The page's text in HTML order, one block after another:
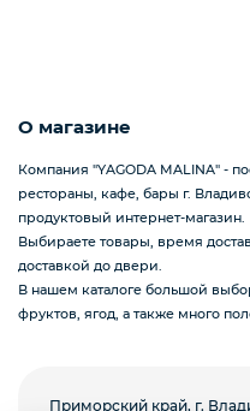
О магазине
Компания "YAGODA MALINA" -
рестораны, кафе, бары г.
продуктовый интернет-магазин.
Выбираете товары, время
доставкой до двери.
В нашем каталоге большой
фруктов, ягод, а также много
Приморский край, г.